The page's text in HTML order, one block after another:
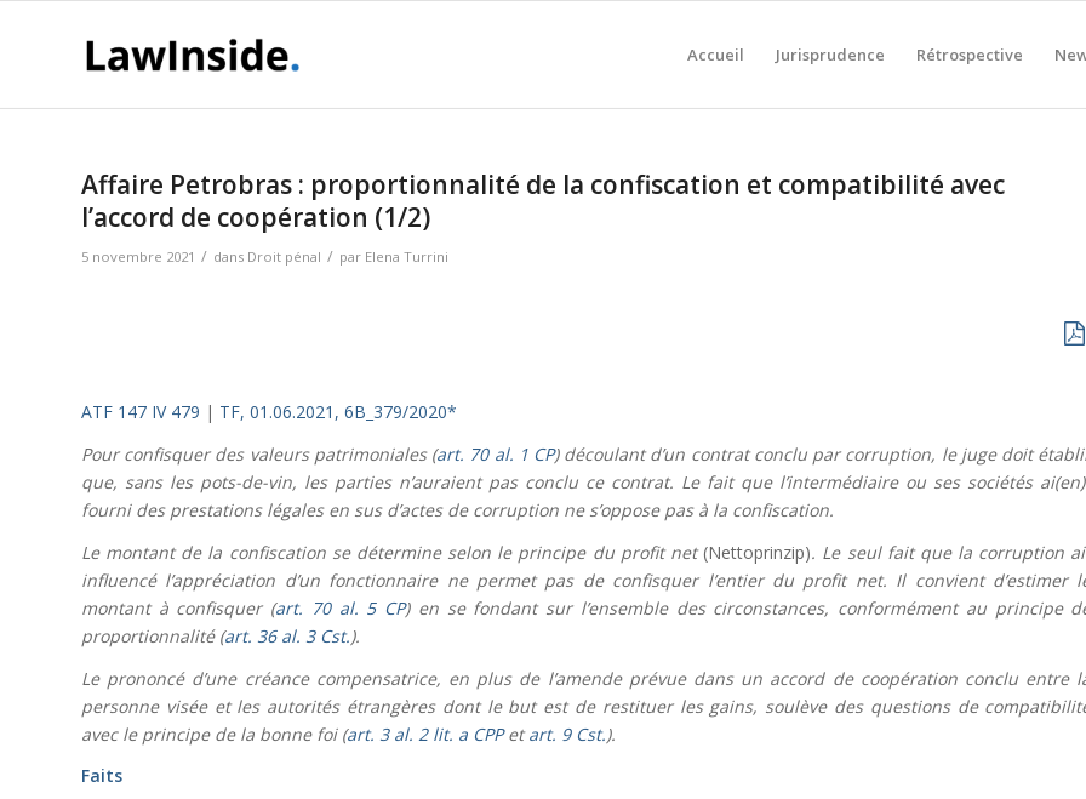
Accueil Jurisprudence Rétrospective
Affaire Petrobras : proportionnalité de la confiscation et compatibilité avec
l’accord de coopération (1/2)
5 novembre 2021 / dans Droit pénal / par Elena Turrini
ATF 147 IV 479 | TF, 01.06.2021, 6B_379/2020*
Pour confisquer des valeurs patrimoniales (art. 70 al. 1 CP) découlant d’un contrat conclu par corruption, le juge doit
que, sans les pots-de-vin, les parties n’auraient pas conclu ce contrat. Le fait que l’intermédiaire ou ses sociétés
fourni des prestations légales en sus d’actes de corruption ne s’oppose pas à la confiscation.
Le montant de la confiscation se détermine selon le principe du profit net (Nettoprinzip). Le seul fait que la corruption
influencé l’appréciation d’un fonctionnaire ne permet pas de confisquer l’entier du profit net. Il convient d’estimer
montant à confisquer (art. 70 al. 5 CP) en se fondant sur l’ensemble des circonstances, conformément au principe
proportionnalité (art. 36 al. 3 Cst.).
Le prononcé d’une créance compensatrice, en plus de l’amende prévue dans un accord de coopération conclu entre
personne visée et les autorités étrangères dont le but est de restituer les gains, soulève des questions de
avec le principe de la bonne foi (art. 3 al. 2 lit. a CPPetart. 9 Cst.).
Faits